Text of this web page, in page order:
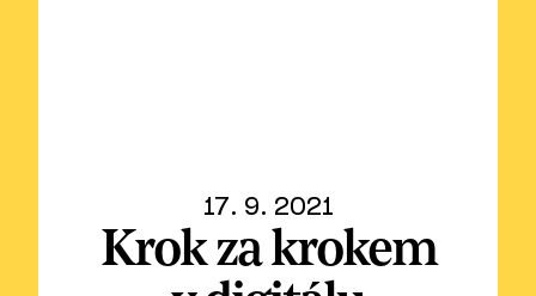
17. 9. 2021
Krok za krokem